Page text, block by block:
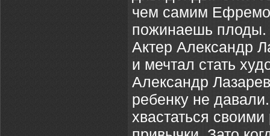
чем самим
пожинаешь плоды.
Актер Александр
и мечтал стать
Александр
ребенку не
хвастаться